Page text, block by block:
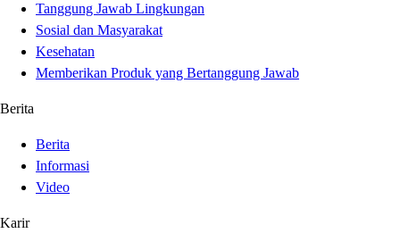
Tanggung Jawab Lingkungan
Sosial dan Masyarakat
Kesehatan
Memberikan Produk yang Bertanggung Jawab
Berita
Berita
Informasi
Video
Karir